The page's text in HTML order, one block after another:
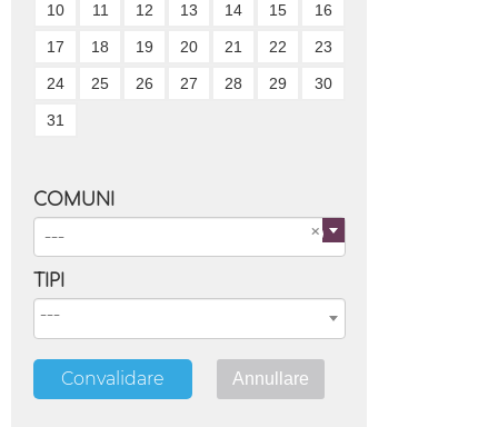
10 11 12 13 14 15 16
17 18 19 20 21 22 23
24 25 26 27 28 29 30
31
COMUNI
---
TIPI
Convalidare Annullare